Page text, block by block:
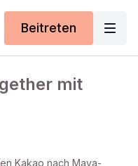
Beitreten
mit
Kakao nach Maya-